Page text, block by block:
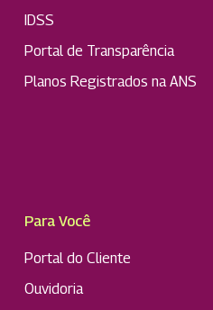
IDSS
Portal de Transparência
Planos Registrados na ANS
Para Você
Portal do Cliente
Ouvidoria